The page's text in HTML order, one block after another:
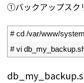
①バックアップスク
# cd /var/www/system
# vi